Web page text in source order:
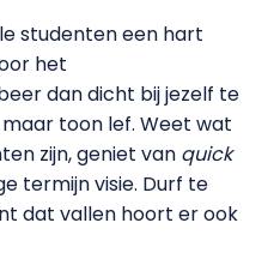
studenten een hart
het
dan dicht bij jezelf te
toon lef. Weet wat
zijn, geniet van quick
termijn visie. Durf te
dat vallen hoort er ook